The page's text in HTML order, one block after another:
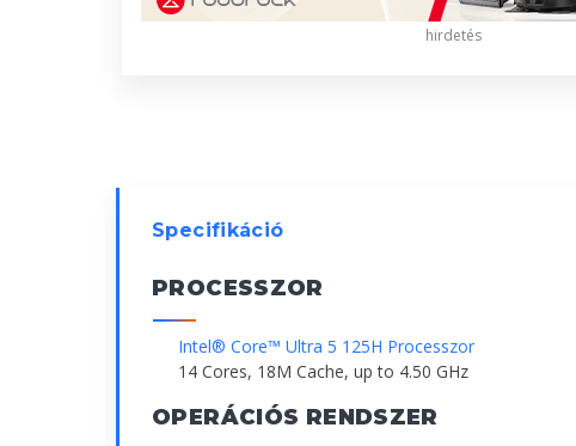
hirdetés
Specifikáció
PROCESSZOR
Intel® Core™ Ultra 5 125H Processzor
14 Cores, 18M Cache, up to 4.50 GHz
OPERÁCIÓS RENDSZER